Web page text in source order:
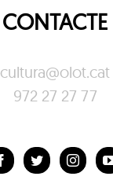
CONTACTE
cultura@olot.cat
972 27 27 77